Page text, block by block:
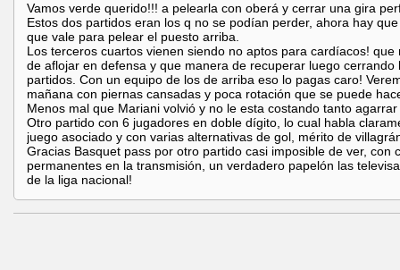
Vamos verde querido!!! a pelearla con oberá y cerrar una gira
Estos dos partidos eran los q no se podían perder, ahora hay
que vale para pelear el puesto arriba.
Los terceros cuartos vienen siendo no aptos para cardíacos! que
de aflojar en defensa y que manera de recuperar luego cerrando
partidos. Con un equipo de los de arriba eso lo pagas caro!
mañana con piernas cansadas y poca rotación que se puede
Menos mal que Mariani volvió y no le esta costando tanto
Otro partido con 6 jugadores en doble dígito, lo cual habla
juego asociado y con varias alternativas de gol, mérito de
Gracias Basquet pass por otro partido casi imposible de ver, con
permanentes en la transmisión, un verdadero papelón las
de la liga nacional!